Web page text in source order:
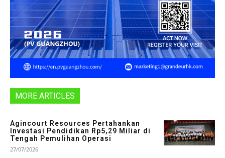
MORE ARTICLES
Agincourt Resources Pertahankan
Investasi Pendidikan Rp5,29 Miliar di
Tengah Pemulihan Operasi
27/07/2026